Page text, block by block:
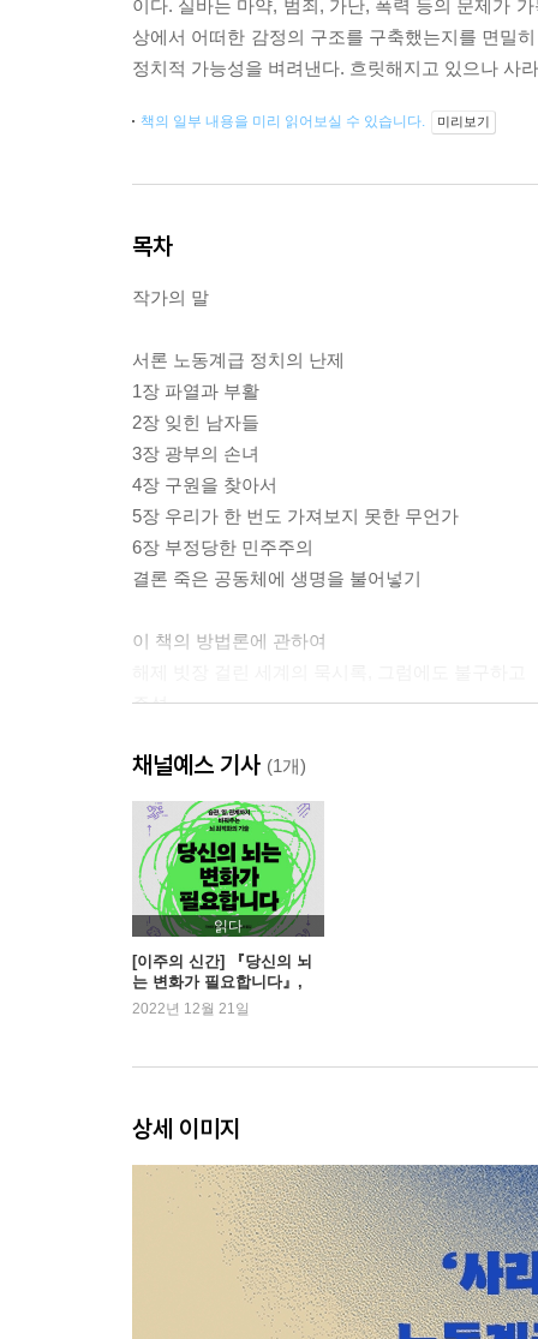
이다. 실바는 마약, 범죄, 가난, 폭력 등의 문제가
상에서 어떠한 감정의 구조를 구축했는지를 면밀
정치적 가능성을 벼려낸다. 흐릿해지고 있으나 사
책의 일부 내용을 미리 읽어보실 수 있습니다. 미리보기
목차
작가의 말
서론 노동계급 정치의 난제
1장 파열과 부활
2장 잊힌 남자들
3장 광부의 손녀
4장 구원을 찾아서
5장 우리가 한 번도 가져보지 못한 무언가
6장 부정당한 민주주의
결론 죽은 공동체에 생명을 불어넣기
이 책의 방법론에 관하여
주석
채널예스 기사 (1개)
읽다
[이주의 신간] 『당신의 뇌
는 변화가 필요합니다』,
『선물이 있어』 외
2022년 12월 21일
상세 이미지